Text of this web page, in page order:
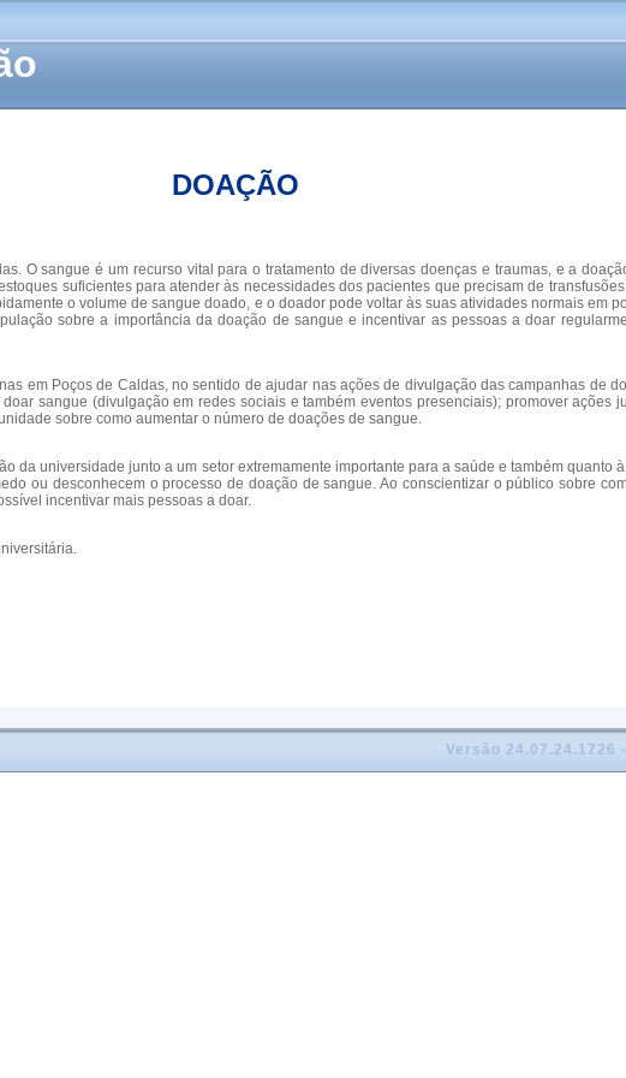
DOAÇÃO
O sangue é um recurso vital para o tratamento de diversas doenças e traumas, e a
suficientes para atender às necessidades dos pacientes que precisam de
o volume de sangue doado, e o doador pode voltar às suas atividades normais em
sobre a importância da doação de sangue e incentivar as pessoas a doar
em Poços de Caldas, no sentido de ajudar nas ações de divulgação das campanhas de
sangue (divulgação em redes sociais e também eventos presenciais); promover ações
sobre como aumentar o número de doações de sangue.
da universidade junto a um setor extremamente importante para a saúde e também quanto
ou desconhecem o processo de doação de sangue. Ao conscientizar o público sobre
incentivar mais pessoas a doar.
Versão 24.07.24.1726